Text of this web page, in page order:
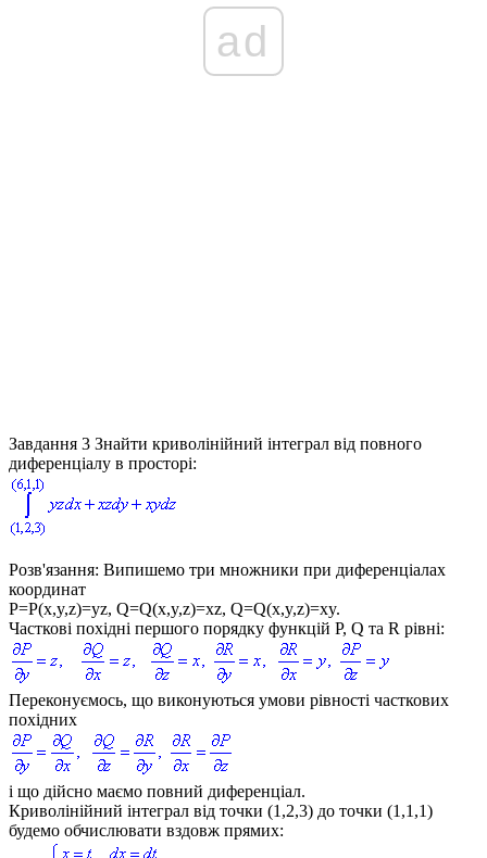
ad
Завдання 3 Знайти криволінійний інтеграл від повного
диференціалу в просторі:
Розв'язання: Випишемо три множники при диференціалах
координат
P=P(x,y,z)=yz, Q=Q(x,y,z)=xz, Q=Q(x,y,z)=xy.
Часткові похідні першого порядку функцій P, Q та R рівні:
Переконуємось, що виконуються умови рівності часткових
похідних
і що дійсно маємо повний диференціал.
Криволінійний інтеграл від точки (1,2,3) до точки (1,1,1)
будемо обчислювати вздовж прямих: